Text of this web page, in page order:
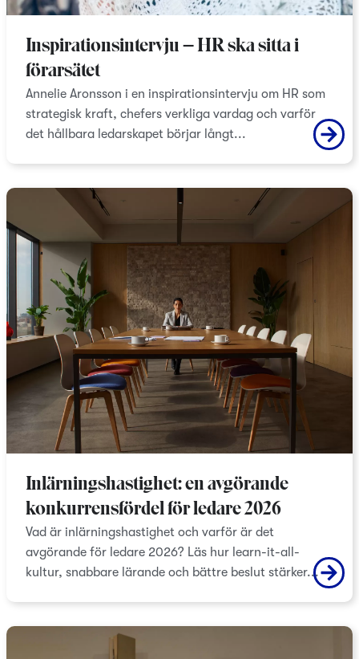
Inspirationsintervju – HR ska sitta i
förarsätet
Annelie Aronsson i en inspirationsintervju om HR som
strategisk kraft, chefers verkliga vardag och varför
det hållbara ledarskapet börjar långt...
Inlärningshastighet: en avgörande
konkurrensfördel för ledare 2026
Vad är inlärningshastighet och varför är det
avgörande för ledare 2026? Läs hur learn-it-all-
kultur, snabbare lärande och bättre beslut stärker...